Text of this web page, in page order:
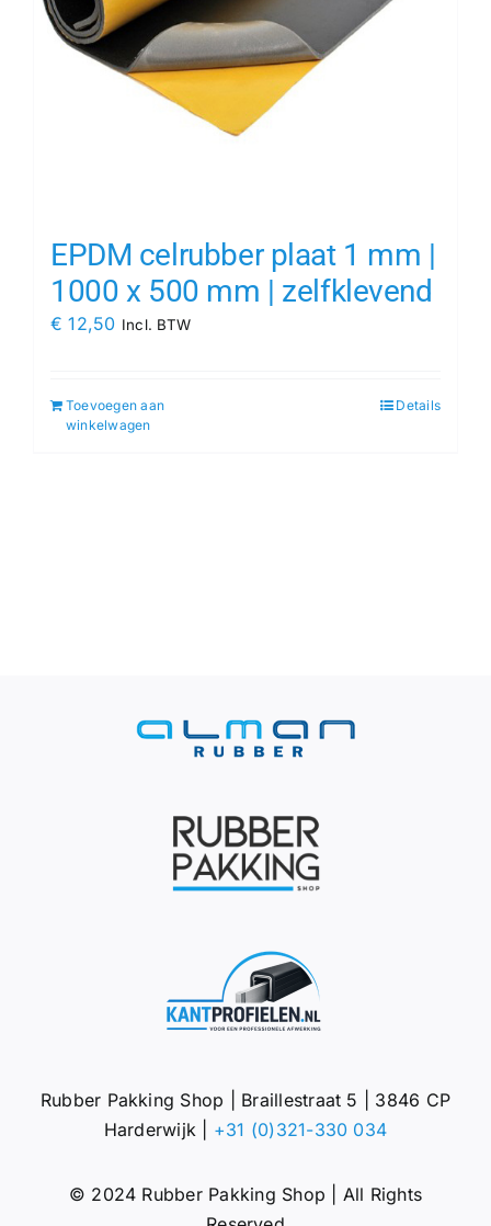
EPDM celrubber plaat 1 mm |
1000 x 500 mm | zelfklevend
€ 12,50 Incl. BTW
Toevoegen aan
winkelwagen
Details
Rubber Pakking Shop | Braillestraat 5 | 3846 CP
Harderwijk | +31 (0)321-330 034
© 2024 Rubber Pakking Shop | All Rights